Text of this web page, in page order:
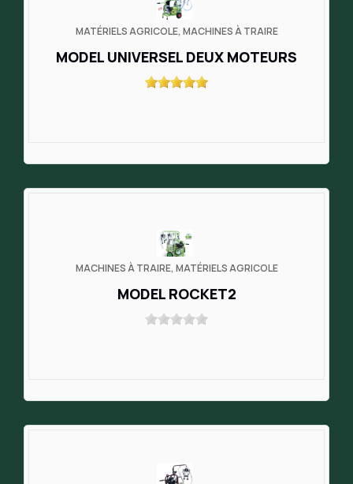
MATÉRIELS AGRICOLE, MACHINES À TRAIRE
MODEL UNIVERSEL DEUX MOTEURS
MACHINES À TRAIRE, MATÉRIELS AGRICOLE
MODEL ROCKET2